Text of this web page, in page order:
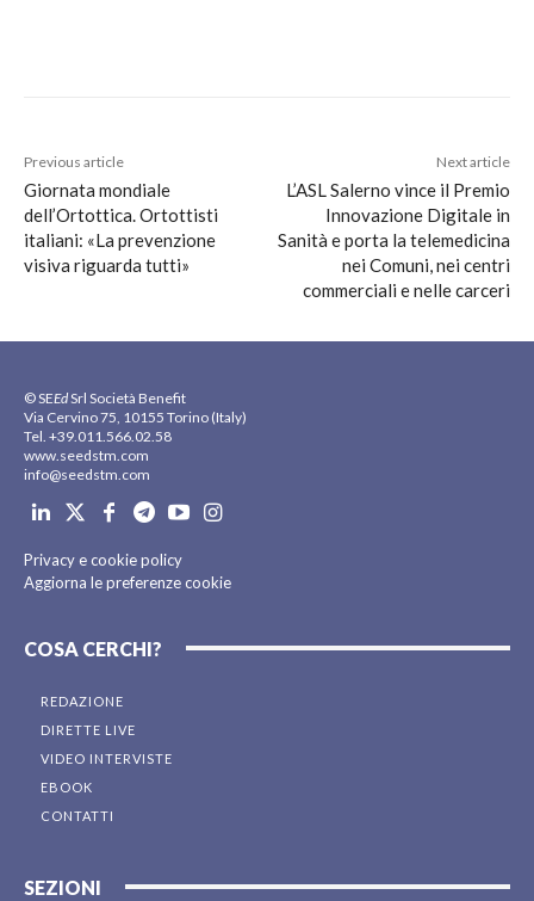
Previous article
Giornata mondiale
dell’Ortottica. Ortottisti
italiani: «La prevenzione
visiva riguarda tutti»
Next article
L’ASL Salerno vince il Premio
Innovazione Digitale in
Sanità e porta la telemedicina
nei Comuni, nei centri
commerciali e nelle carceri
© SEEdSrl Società Benefit
Via Cervino 75, 10155 Torino (Italy)
Tel. +39.011.566.02.58
www.seedstm.com
info@seedstm.com
Privacy e cookie policy
Aggiorna le preferenze cookie
COSA CERCHI?
REDAZIONE
DIRETTE LIVE
VIDEO INTERVISTE
EBOOK
CONTATTI
SEZIONI